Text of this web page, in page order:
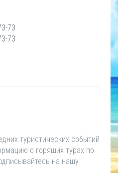
73
73
туристических событий
о горящих турах по
на нашу